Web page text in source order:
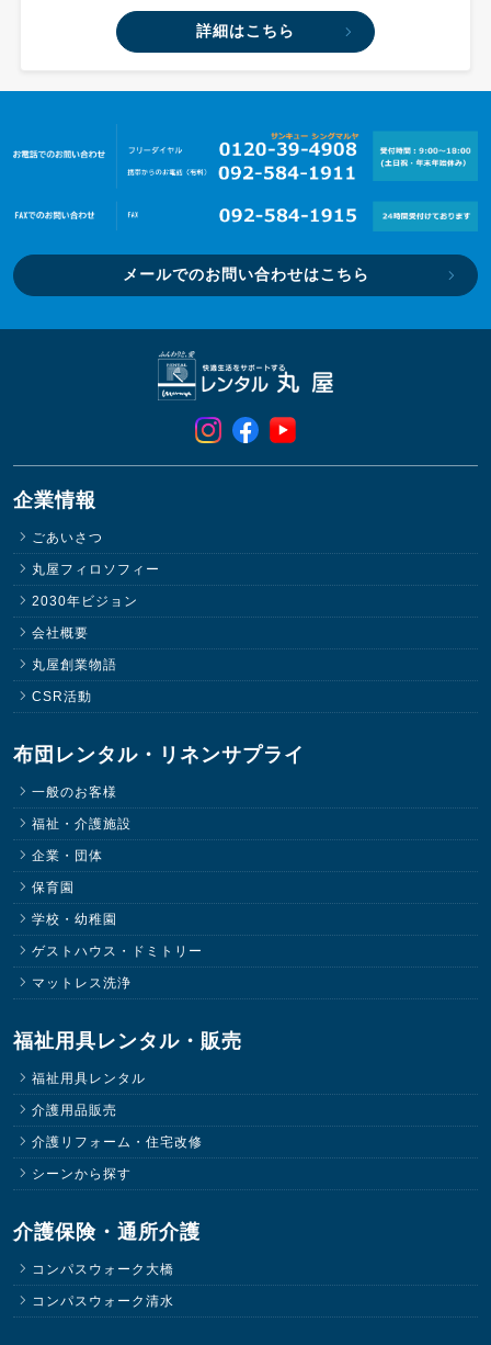
詳細はこちら
メールでのお問い合わせはこちら
企業情報
ごあいさつ
丸屋フィロソフィー
2030年ビジョン
会社概要
丸屋創業物語
CSR活動
布団レンタル・リネンサプライ
一般のお客様
福祉・介護施設
企業・団体
保育園
学校・幼稚園
ゲストハウス・ドミトリー
マットレス洗浄
福祉用具レンタル・販売
福祉用具レンタル
介護用品販売
介護リフォーム・住宅改修
シーンから探す
介護保険・通所介護
コンパスウォーク大橋
コンパスウォーク清水